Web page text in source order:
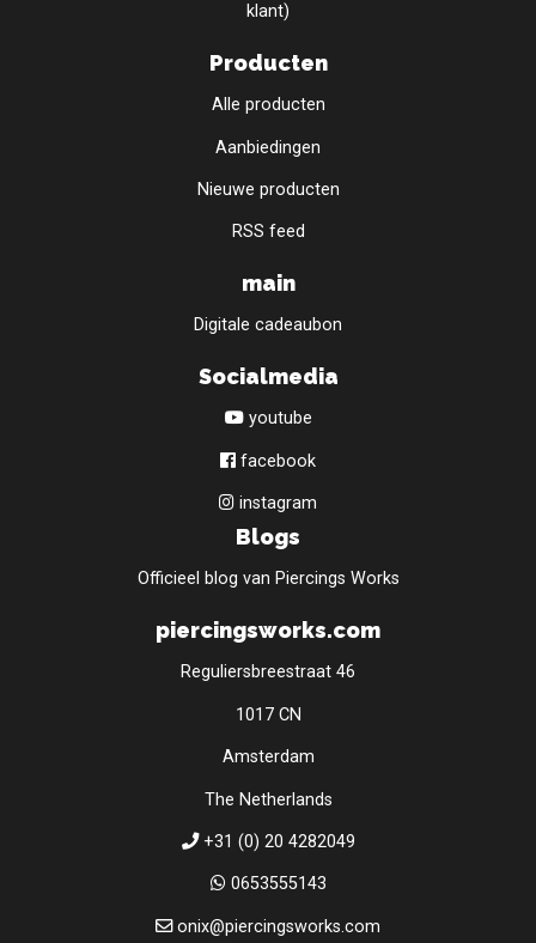
klant)
Producten
Alle producten
Aanbiedingen
Nieuwe producten
RSS feed
main
Digitale cadeaubon
Socialmedia
youtube
facebook
instagram
Blogs
Officieel blog van Piercings Works
piercingsworks.com
Reguliersbreestraat 46
1017 CN
Amsterdam
The Netherlands
+31 (0) 20 4282049
0653555143
onix@piercingsworks.com